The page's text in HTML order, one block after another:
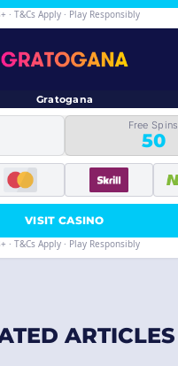
· T&Cs Apply · Play Responsibly
Gratogana
Free Spins
50
VISIT CASINO
· T&Cs Apply · Play Responsibly
ARTICLES